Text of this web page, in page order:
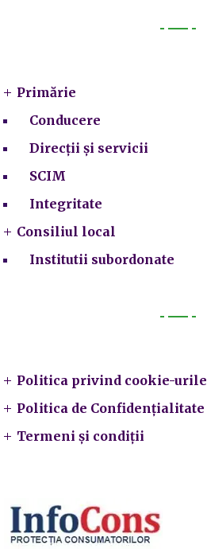
Primărie
Conducere
Direcții și servicii
SCIM
Integritate
Consiliul local
Institutii subordonate
Politica privind cookie-urile
Politica de Confidențialitate
Termeni și condiții